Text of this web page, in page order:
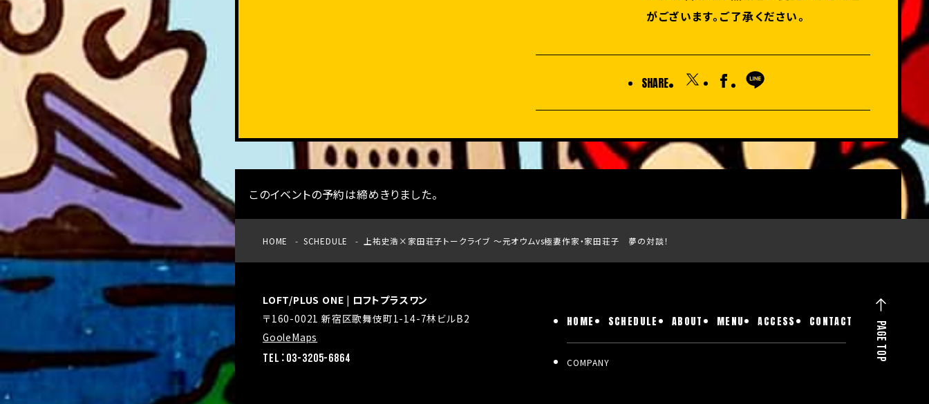
がございます。ご了承ください。
SHARE
このイベントの予約は締めきりました。
HOME SCHEDULE 上祐史浩×家田荘子トークライブ 〜元オウムvs極妻作家・家田荘子 夢の対談！
LOFT/PLUS ONE | ロフトプラスワン
〒160-0021 新宿区歌舞伎町1-14-7林ビルB2
GooleMaps
TEL：03-3205-6864
HOME SCHEDULE ABOUT MENU ACCESS CONTACT
COMPANY
PAGE TOP